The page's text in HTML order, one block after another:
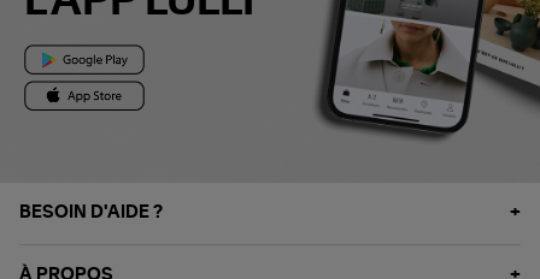
BESOIN D'AIDE ?
À PROPOS